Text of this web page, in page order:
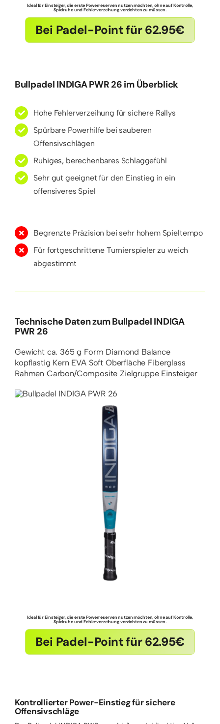
Ideal für Einsteiger, die erste Powerreserven nutzen möchten, ohne auf Kontrolle,
Spielruhe und Fehlerverzeihung verzichten zu müssen.
Bei Padel-Point für 62.95€
Bullpadel INDIGA PWR 26 im Überblick
Hohe Fehlerverzeihung für sichere Rallys
Spürbare Powerhilfe bei sauberen
Offensivschlägen
Ruhiges, berechenbares Schlaggefühl
Sehr gut geeignet für den Einstieg in ein
offensiveres Spiel
Begrenzte Präzision bei sehr hohem Spieltempo
Für fortgeschrittene Turnierspieler zu weich
abgestimmt
Technische Daten zum Bullpadel INDIGA
PWR 26
Gewicht ca. 365 g Form Diamond Balance
kopflastig Kern EVA Soft Oberfläche Fiberglass
Rahmen Carbon/Composite Zielgruppe Einsteiger
Ideal für Einsteiger, die erste Powerreserven nutzen möchten, ohne auf Kontrolle,
Spielruhe und Fehlerverzeihung verzichten zu müssen.
Bei Padel-Point für 62.95€
Kontrollierter Power-Einstieg für sichere
Offensivschläge